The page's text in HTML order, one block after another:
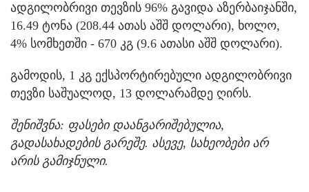
ადგილობრივი თევზის 96% გავიდა აზერბაიჯანში,
16.49 ტონა (208.44 ათას აშშ დოლარი), ხოლო,
4% სომხეთში - 670 კგ (9.6 ათასი აშშ დოლარი).
გამოდის, 1 კგ ექსპორტირებული ადგილობრივი
თევზი საშუალოდ, 13 დოლარამდე ღირს.
შენიშვნა: ფასები დაანგარიშებულია,
გადასახადების გარეშე. ასევე, სახეობები არ
არის გამიჯნული.